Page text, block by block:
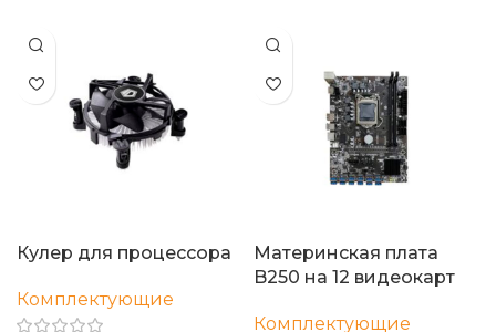
Кулер для процессора
Комплектующие
Материнская плата
B250 на 12 видеокарт
Комплектующие